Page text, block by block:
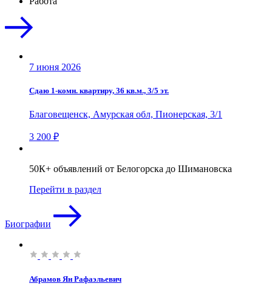
7 июня 2026
Сдаю 1-комн. квартиру, 36 кв.м., 3/5 эт.
Благовещенск, Амурская обл, Пионерская, 3/1
3 200 ₽
50К+ объявлений от Белогорска до Шимановска
Перейти в раздел
Биографии
Абрамов Ян Рафаэльевич